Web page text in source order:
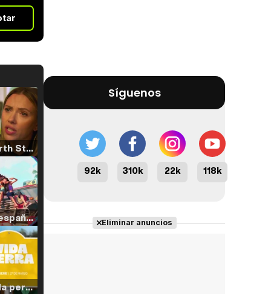
Tráiler 'North Star' (2023)
Tráiler en español de 'La isla olvidada'
Tráiler 'Vida perra' (2026)
Síguenos
92k 310k 22k 118k
Eliminar anuncios